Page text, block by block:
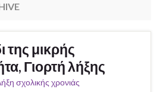
της μικρής
Γιορτή λήξης
σχολικής χρονιάς